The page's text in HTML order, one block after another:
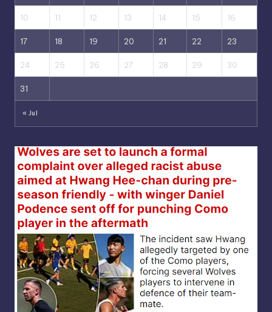
10 11 12 13 14 15 16
17 18 19 20 21 22 23
24 25 26 27 28 29 30
31
« Jul